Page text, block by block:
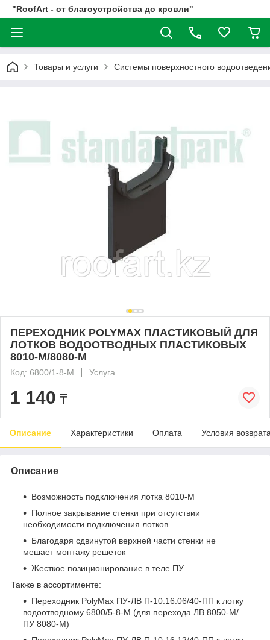
"RoofArt - от благоустройства до кровли"
Товары и услуги Системы поверхностного
ПЕРЕХОДНИК POLYMAX ПЛАСТИКОВЫЙ ДЛЯ
ЛОТКОВ ВОДООТВОДНЫХ ПЛАСТИКОВЫХ
8010-М/8080-М
Код: 6800/1-8-М Услуга
1 140 ₸
Описание Характеристики Оплата Условия
Описание
Возможность подключения лотка 8010-М
Полное закрывание стенки при отсутствии
необходимости подключения лотков
Благодаря сдвинутой верхней части стенки не
мешает монтажу решеток
Жесткое позиционирование в теле ПУ
Также в ассортименте:
Переходник PolyMax ПУ-ЛВ П-10.16.06/40-ПП к лотку
водоотводному 6800/5-8-М (для перехода ЛВ 8050-М/
ПУ 8080-М)